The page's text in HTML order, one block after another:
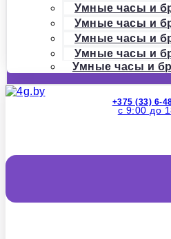
Умные часы и
Умные часы и
Умные часы и
Умные часы и
Умные часы и
+375 (33) 6-
с 9:00 до